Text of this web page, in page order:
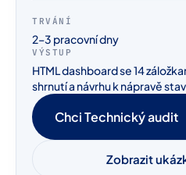
TRVÁNÍ
2–3 pracovní dny
VÝSTUP
HTML dashboard se 14
shrnutí a návrhu k nápravě
Chci Technický audit
Zobrazit